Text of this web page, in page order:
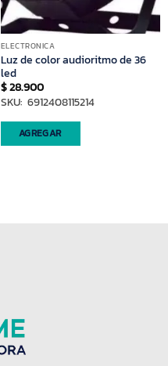
ELECTRONICA
Luz de color audioritmo de 36
led
$28.900
SKU: 6912408115214
AGREGAR